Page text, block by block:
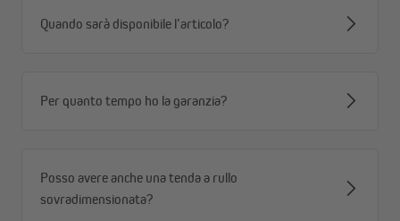
I vantaggi principali
Quando sarà disponibile l’articolo?
Per quanto tempo ho la garanzia?
Posso avere anche una tenda a rullo
sovradimensionata?